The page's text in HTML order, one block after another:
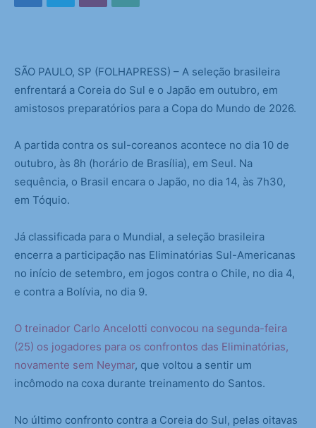
SÃO PAULO, SP (FOLHAPRESS) – A seleção brasileira
enfrentará a Coreia do Sul e o Japão em outubro, em
amistosos preparatórios para a Copa do Mundo de 2026.
A partida contra os sul-coreanos acontece no dia 10 de
outubro, às 8h (horário de Brasília), em Seul. Na
sequência, o Brasil encara o Japão, no dia 14, às 7h30,
em Tóquio.
Já classificada para o Mundial, a seleção brasileira
encerra a participação nas Eliminatórias Sul-Americanas
no início de setembro, em jogos contra o Chile, no dia 4,
e contra a Bolívia, no dia 9.
O treinador Carlo Ancelotti convocou na segunda-feira
(25) os jogadores para os confrontos das Eliminatórias,
novamente sem Neymar, que voltou a sentir um
incômodo na coxa durante treinamento do Santos.
No último confronto contra a Coreia do Sul, pelas oitavas